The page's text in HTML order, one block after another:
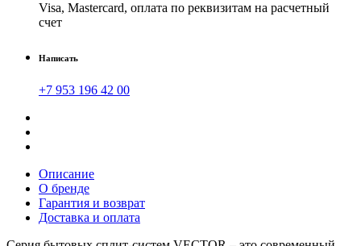
Visa, Mastercard, оплата по реквизитам на расчетный
счет
Написать
+7 953 196 42 00
Описание
О бренде
Гарантия и возврат
Доставка и оплата